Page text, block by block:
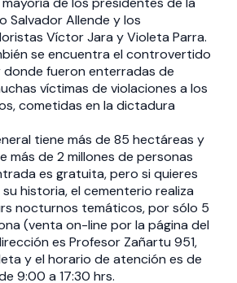
Salvador Allende y los
Víctor Jara y Violeta Parra.
se encuentra el controvertido
donde fueron enterradas de
víctimas de violaciones a los
cometidas en la dictadura
tiene más de 85 hectáreas y
más de 2 millones de personas
es gratuita, pero si quieres
historia, el cementerio realiza
nocturnos temáticos, por sólo 5
(venta on-line por la página del
es Profesor Zañartu 951,
y el horario de atención es de
9:00 a 17:30 hrs.